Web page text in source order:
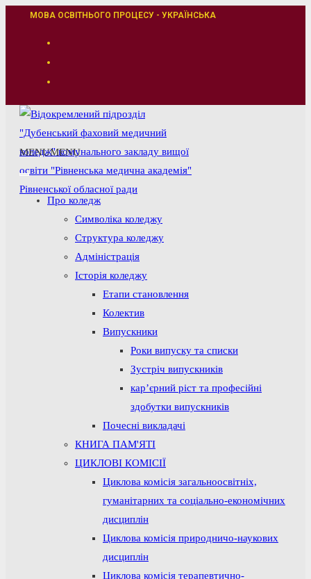
ПерейтиМОВА ОСВІТНЬОГО ПРОЦЕСУ - УКРАЇНСЬКА
MENUMENU
Про коледж
Символіка коледжу
Структура коледжу
Адміністрація
Історія коледжу
Етапи становлення
Колектив
Випускники
Роки випуску та списки
Зустріч випускників
кар’єрний ріст та професійні
здобутки випускників
Почесні викладачі
КНИГА ПАМ'ЯТІ
ЦИКЛОВІ КОМІСІЇ
Циклова комісія загальноосвітніх,
гуманітарних та соціально-економічних
дисциплін
Циклова комісія природничо-наукових
дисциплін
Циклова комісія терапевтично-